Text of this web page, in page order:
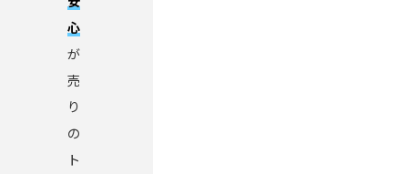
心
が
売
り
の
ト